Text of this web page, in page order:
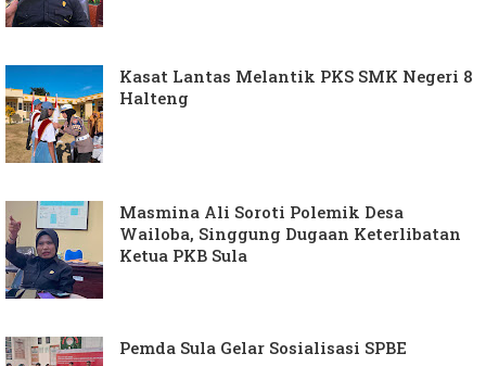
Kasat Lantas Melantik PKS SMK Negeri 8
Halteng
Masmina Ali Soroti Polemik Desa
Wailoba, Singgung Dugaan Keterlibatan
Ketua PKB Sula
Pemda Sula Gelar Sosialisasi SPBE